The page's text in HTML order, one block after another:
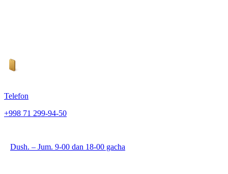
Telefon
+998 71 299-94-50
Dush. – Jum. 9-00 dan 18-00 gacha